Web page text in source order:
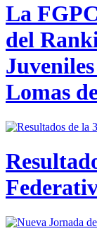
La
del
Lomas